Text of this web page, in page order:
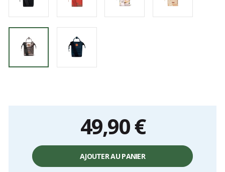
49,90 €
unitaire,
AJOUTER AU PANIER